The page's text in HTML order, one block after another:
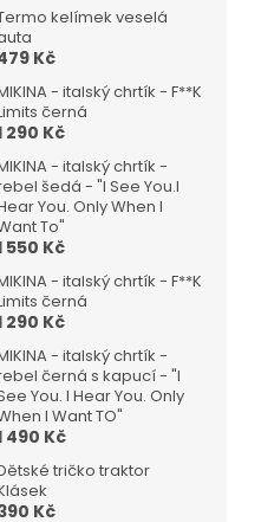
kelímek veselá
Kč
- italský chrtík - F**K
černá
290 Kč
- italský chrtík -
šedá - "I See You.I
You. Only When I
To"
550 Kč
- italský chrtík - F**K
černá
290 Kč
- italský chrtík -
černá s kapucí - "I
You. I Hear You. Only
I Want TO"
490 Kč
tričko traktor
Kč